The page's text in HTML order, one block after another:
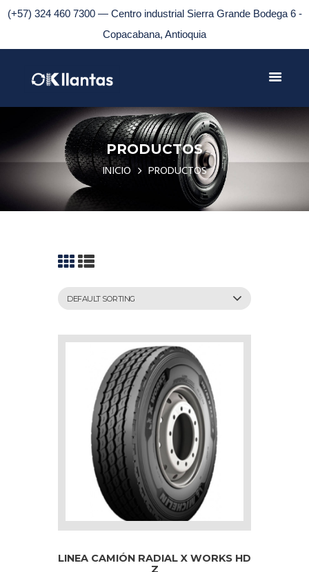
(+57) 324 460 7300 — Centro industrial Sierra Grande Bodega 6 -
Copacabana, Antioquia
PRODUCTOS
INICIO PRODUCTOS
LINEA CAMIÓN RADIAL X WORKS HD
Z